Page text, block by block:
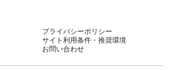
プライバシーポリシー
サイト利用条件・推奨環境
お問い合わせ